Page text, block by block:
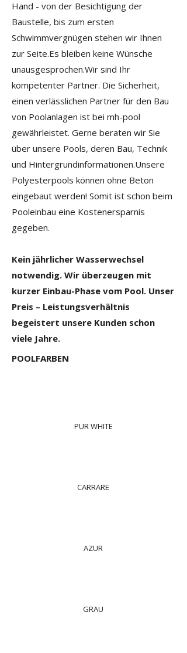
Hand - von der Besichtigung der
Baustelle, bis zum ersten
Schwimmvergnügen stehen wir Ihnen
zur Seite.Es bleiben keine Wünsche
unausgesprochen.Wir sind Ihr
kompetenter Partner. Die Sicherheit,
einen verlässlichen Partner für den Bau
von Poolanlagen ist bei mh-pool
gewährleistet. Gerne beraten wir Sie
über unsere Pools, deren Bau, Technik
und Hintergrundinformationen.Unsere
Polyesterpools können ohne Beton
eingebaut werden! Somit ist schon beim
Pooleinbau eine Kostenersparnis
gegeben.
Kein jährlicher Wasserwechsel
notwendig. Wir überzeugen mit
kurzer Einbau-Phase vom Pool. Unser
Preis – Leistungsverhältnis
begeistert unsere Kunden schon
viele Jahre.
POOLFARBEN
PUR WHITE
CARRARE
AZUR
GRAU